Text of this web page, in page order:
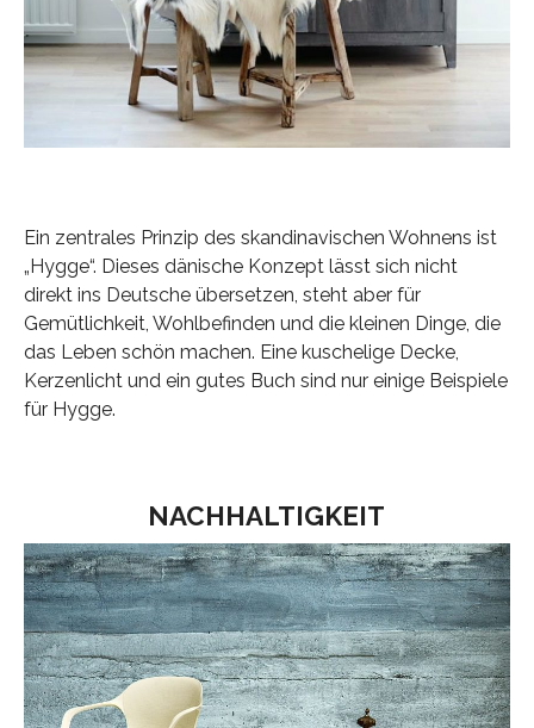
Ein zentrales Prinzip des skandinavischen Wohnens ist
„Hygge“. Dieses dänische Konzept lässt sich nicht
direkt ins Deutsche übersetzen, steht aber für
Gemütlichkeit, Wohlbefinden und die kleinen Dinge, die
das Leben schön machen. Eine kuschelige Decke,
Kerzenlicht und ein gutes Buch sind nur einige Beispiele
für Hygge.
NACHHALTIGKEIT